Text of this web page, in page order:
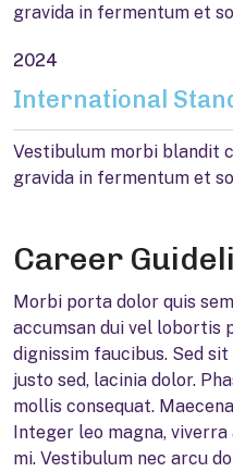
gravida in fermentum et
2024
International
Vestibulum morbi blandit
gravida in fermentum et
Career
Morbi porta dolor quis
accumsan dui vel lobortis
dignissim faucibus. Sed
justo sed, lacinia dolor.
mollis consequat.
Integer leo magna,
mi. Vestibulum nec arcu